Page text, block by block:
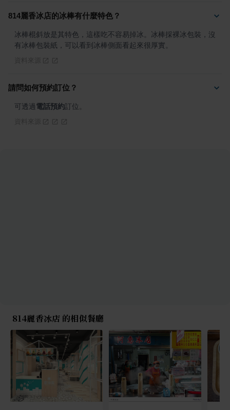
814麗香冰店的冰棒有什麼特色？
冰棒棍斜放是其特色，這樣吃不容易掉冰。冰棒採裸冰包裝，沒
有冰棒包裝紙，可以看到冰棒側面看起來很厚實。
請問如何預約訂位？
可透過電話預約訂位。
814麗香冰店 的相似餐廳